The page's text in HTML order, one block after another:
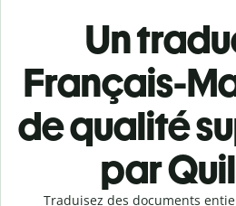
Un
Français-
de qualité
par
Traduisez des documents